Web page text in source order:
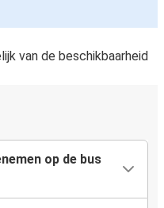
van de beschikbaarheid
op de bus